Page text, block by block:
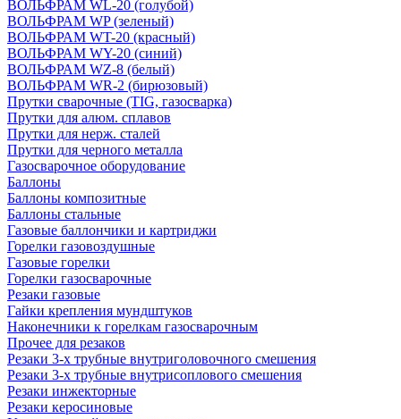
ВОЛЬФРАМ WL-20 (голубой)
ВОЛЬФРАМ WP (зеленый)
ВОЛЬФРАМ WT-20 (красный)
ВОЛЬФРАМ WY-20 (синий)
ВОЛЬФРАМ WZ-8 (белый)
ВОЛЬФРАМ WR-2 (бирюзовый)
Прутки сварочные (TIG, газосварка)
Прутки для алюм. сплавов
Прутки для нерж. сталей
Прутки для черного металла
Газосварочное оборудование
Баллоны
Баллоны композитные
Баллоны стальные
Газовые баллончики и картриджи
Горелки газовоздушные
Газовые горелки
Горелки газосварочные
Резаки газовые
Гайки крепления мундштуков
Наконечники к горелкам газосварочным
Прочее для резаков
Резаки 3-х трубные внутриголовочного смешения
Резаки 3-х трубные внутрисоплового смешения
Резаки инжекторные
Резаки керосиновые